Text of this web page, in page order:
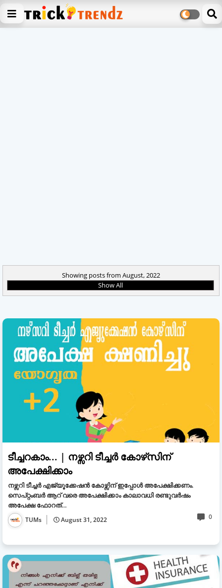
Showing posts from August, 2022
Show All
ടീച്ചറകാം... | നഴ്സറി ടീച്ചർ കോഴ്‌സിന്
അപേക്ഷിക്കാം
നഴ്സറി ടീച്ചർ എജ്യൂക്കേഷൻ കോഴ്സിന് ഇപ്പോൾ അപേക്ഷിക്കണം.
സെപ്റ്റംബർ ആറ് വരെ അപേക്ഷിക്കാം കാലാവധി രണ്ടുവർഷം
അപേക്ഷ ഫോറത്…
TUMs August 31, 2022 0